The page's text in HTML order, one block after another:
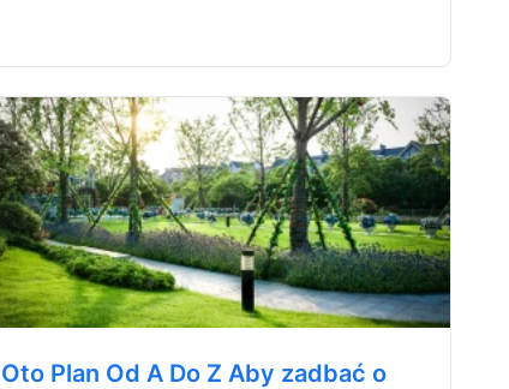
Oto Plan Od A Do Z Aby zadbać o